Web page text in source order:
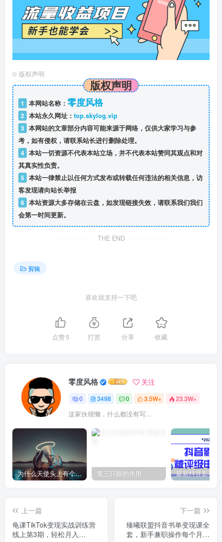
© 版权声明
版权声明
1 本网站名称： 零度风格
2 本站永久网址： top.skylog.vip
3 本网站的文章部分内容可能来源于网络，仅供大家学习与参
考，如有侵权，请联系站长进行删除处理。
4 本站一切资源不代表本站立场，并不代表本站赞同其观点和对
其真实性负责。
5 本站一律禁止以任何方式发布或转载任何违法的相关信息，访
客发现请向站长举报
6 本站资源大多存储在云盘，如发现链接失效，请联系我们我们
会第一时间更新。
THE END
剪辑
喜欢就支持一下吧
点赞5 打赏 分享 收藏
零度风格 关注
0 3498 0 3.5W+ 23.3W+
这家伙很懒，什么都没有写...
为什么天使头上有个圈？ 第三只眼的作用
上一篇
龟课TikTok变现实战训练营
线上第3期，轻松月入
下一篇
臻曦联盟抖音书单变现课全
套，新手兼职操作每个月多